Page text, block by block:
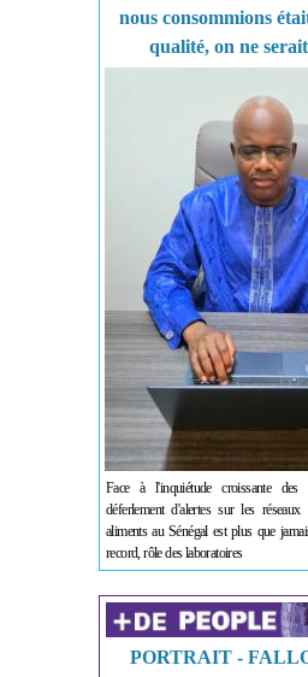
nous consommions
qualité, on ne
Face à l'inquiétude croissante des
déferlement d'alertes sur les
aliments au Sénégal est plus que
record, rôle des laboratoires
PORTRAIT -